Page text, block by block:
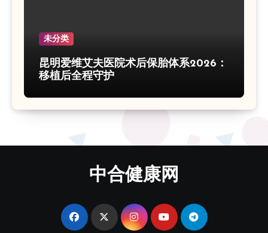
未分类
昆明爱维艾夫医院术后保胎体系2026：
移植后全程守护
中合健康网